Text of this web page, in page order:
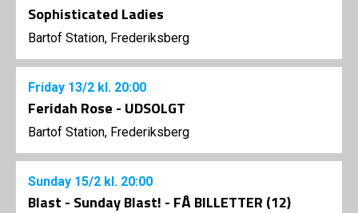
Sophisticated Ladies
Bartof Station, Frederiksberg
Friday 13/2 kl. 20:00
Feridah Rose - UDSOLGT
Bartof Station, Frederiksberg
Sunday 15/2 kl. 20:00
Blast - Sunday Blast! - FÅ BILLETTER (12)